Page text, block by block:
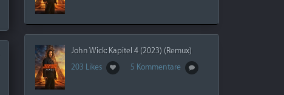
John Wick: Kapitel 4 (2023) (Remux)
203 Likes
5 Kommentare